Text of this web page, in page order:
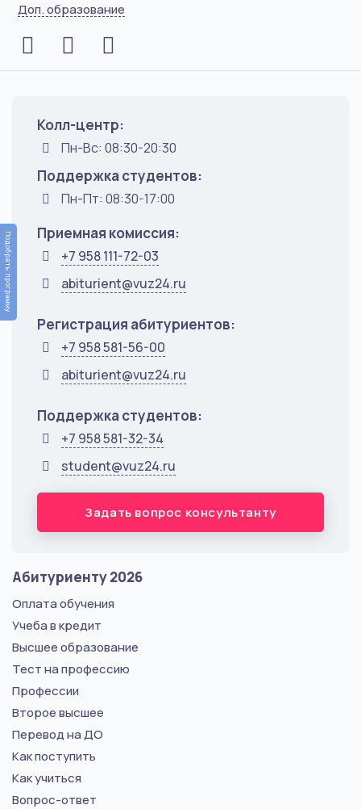
Доп. образование
Колл-центр:
Пн-Вс: 08:30-20:30
Поддержка студентов:
Пн-Пт: 08:30-17:00
Приемная комиссия:
+7 958 111-72-03
abiturient@vuz24.ru
Регистрация абитуриентов:
+7 958 581-56-00
abiturient@vuz24.ru
Поддержка студентов:
+7 958 581-32-34
student@vuz24.ru
Задать вопрос консультанту
Абитуриенту 2026
Оплата обучения
Учеба в кредит
Высшее образование
Тест на профессию
Профессии
Второе высшее
Перевод на ДО
Как поступить
Как учиться
Вопрос-ответ
Подобрать программу